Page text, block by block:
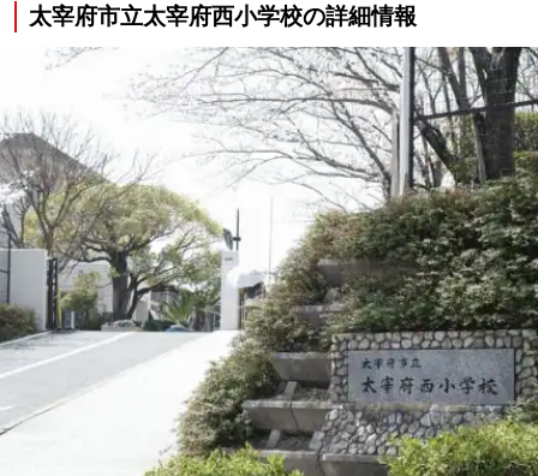
太宰府市立太宰府西小学校の詳細情報